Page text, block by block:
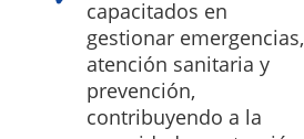
capacitados en
gestionar emergencias,
atención sanitaria y
prevención,
contribuyendo a la